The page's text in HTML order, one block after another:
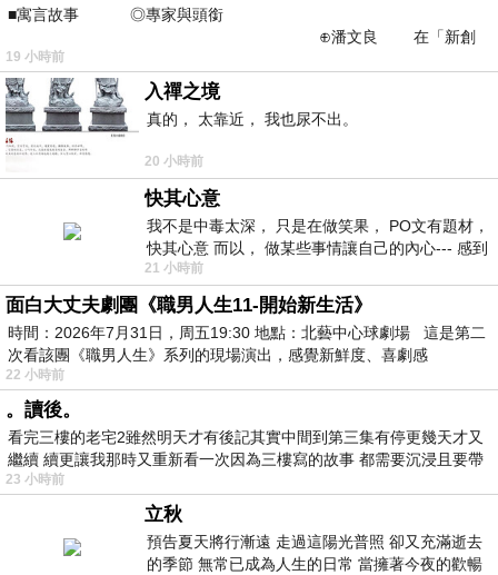
■寓言故事 ◎專家與頭銜
⊕潘文良 在「新創
之谷」裡——
19 小時前
入禪之境
真的， 太靠近， 我也尿不出。
20 小時前
快其心意
我不是中毒太深， 只是在做笑果， PO文有題材，
快其心意 而以， 做某些事情讓自己的內心--- 感到
愉快。
21 小時前
面白大丈夫劇團《職男人生11-開始新生活》
時間：2026年7月31日，周五19:30 地點：北藝中心球劇場 這是第二
次看該團《職男人生》系列的現場演出，感覺新鮮度、喜劇感
22 小時前
。讀後。
看完三樓的老宅2雖然明天才有後記其實中間到第三集有停更幾天才又
繼續 續更讓我那時又重新看一次因為三樓寫的故事 都需要沉浸且要帶
有
23 小時前
立秋
預告夏天將行漸遠 走過這陽光普照 卻又充滿逝去
的季節 無常已成為人生的日常 當擁著今夜的歡暢